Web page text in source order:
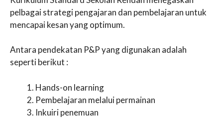
pelbagai strategi pengajaran dan pembelajaran untuk
mencapai kesan yang optimum.
Antara pendekatan P&P yang digunakan adalah
seperti berikut :
Hands-on learning
Pembelajaran melalui permainan
Inkuiri penemuan